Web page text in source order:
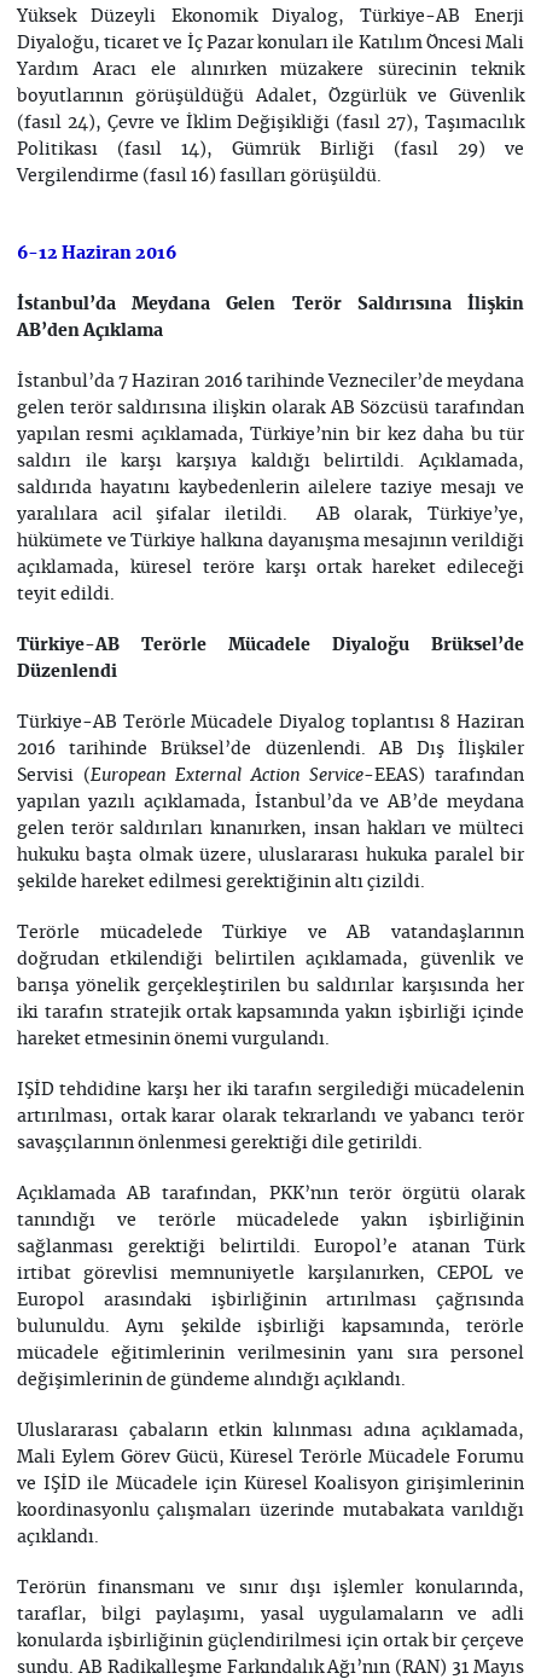
Yüksek Düzeyli Ekonomik Diyalog, Türkiye-AB Enerji
Diyaloğu, ticaret ve İç Pazar konuları ile Katılım Öncesi Mali
Yardım Aracı ele alınırken müzakere sürecinin teknik
boyutlarının görüşüldüğü Adalet, Özgürlük ve Güvenlik
(fasıl 24), Çevre ve İklim Değişikliği (fasıl 27), Taşımacılık
Politikası (fasıl 14), Gümrük Birliği (fasıl 29) ve
Vergilendirme (fasıl 16) fasılları görüşüldü.
6-12 Haziran 2016
İstanbul’da Meydana Gelen Terör Saldırısına İlişkin
AB’den Açıklama
İstanbul’da 7 Haziran 2016 tarihinde Vezneciler’de meydana
gelen terör saldırısına ilişkin olarak AB Sözcüsü tarafından
yapılan resmi açıklamada, Türkiye’nin bir kez daha bu tür
saldırı ile karşı karşıya kaldığı belirtildi. Açıklamada,
saldırıda hayatını kaybedenlerin ailelere taziye mesajı ve
yaralılara acil şifalar iletildi. AB olarak, Türkiye’ye,
hükümete ve Türkiye halkına dayanışma mesajının verildiği
açıklamada, küresel teröre karşı ortak hareket edileceği
teyit edildi.
Türkiye-AB Terörle Mücadele Diyaloğu Brüksel’de
Düzenlendi
Türkiye-AB Terörle Mücadele Diyalog toplantısı 8 Haziran
2016 tarihinde Brüksel’de düzenlendi. AB Dış İlişkiler
Servisi (European External Action Service-EEAS) tarafından
yapılan yazılı açıklamada, İstanbul’da ve AB’de meydana
gelen terör saldırıları kınanırken, insan hakları ve mülteci
hukuku başta olmak üzere, uluslararası hukuka paralel bir
şekilde hareket edilmesi gerektiğinin altı çizildi.
Terörle mücadelede Türkiye ve AB vatandaşlarının
doğrudan etkilendiği belirtilen açıklamada, güvenlik ve
barışa yönelik gerçekleştirilen bu saldırılar karşısında her
iki tarafın stratejik ortak kapsamında yakın işbirliği içinde
hareket etmesinin önemi vurgulandı.
IŞİD tehdidine karşı her iki tarafın sergilediği mücadelenin
artırılması, ortak karar olarak tekrarlandı ve yabancı terör
savaşçılarının önlenmesi gerektiği dile getirildi.
Açıklamada AB tarafından, PKK’nın terör örgütü olarak
tanındığı ve terörle mücadelede yakın işbirliğinin
sağlanması gerektiği belirtildi. Europol’e atanan Türk
irtibat görevlisi memnuniyetle karşılanırken, CEPOL ve
Europol arasındaki işbirliğinin artırılması çağrısında
bulunuldu. Aynı şekilde işbirliği kapsamında, terörle
mücadele eğitimlerinin verilmesinin yanı sıra personel
değişimlerinin de gündeme alındığı açıklandı.
Uluslararası çabaların etkin kılınması adına açıklamada,
Mali Eylem Görev Gücü, Küresel Terörle Mücadele Forumu
ve IŞİD ile Mücadele için Küresel Koalisyon girişimlerinin
koordinasyonlu çalışmaları üzerinde mutabakata varıldığı
açıklandı.
Terörün finansmanı ve sınır dışı işlemler konularında,
taraflar, bilgi paylaşımı, yasal uygulamaların ve adli
konularda işbirliğinin güçlendirilmesi için ortak bir çerçeve
sundu. AB Radikalleşme Farkındalık Ağı’nın (RAN) 31 Mayıs